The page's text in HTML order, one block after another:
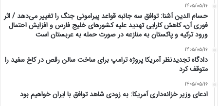
1405/05/16
حسام الدین آشنا: توافق سه جانبه قواعد پیرامونی جنگ را تغییر می‌دهد / اثر
فوری آن، کاهش کارایی تهدید علیه کشور‌های خلیج فارس و افزایش احتمال
ورود ترکیه و پاکستان به منازعه در صورت حمله به عربستان است
1405/05/16
دادگاه تجدیدنظر آمریکا پروژه ترامپ برای ساخت سالن رقص در کاخ سفید را
متوقف کرد
1405/05/16
ادعای وزیر خزانه‌داری آمریکا: به زودی شاهد توافق با ایران خواهیم بود